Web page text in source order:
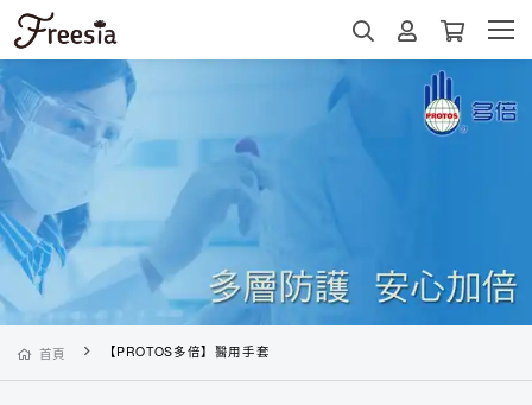
首頁 【PROTOS多倍】醫用手套